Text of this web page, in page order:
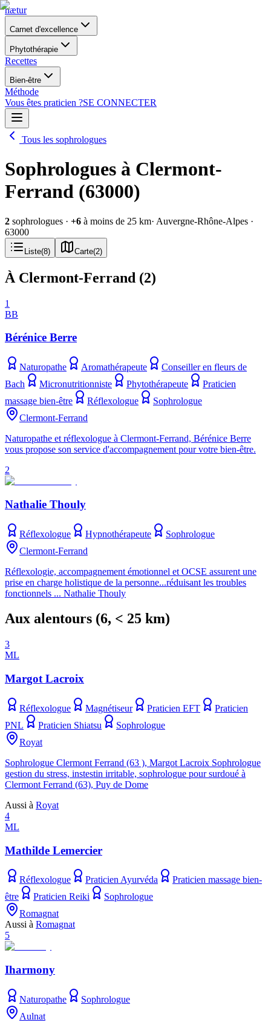
nætur
Carnet d'excellence
Phytothérapie
Recettes
Bien-être
Méthode
Vous êtes praticien ?SE CONNECTER
Tous les sophrologues
Sophrologues à Clermont-
Ferrand (63000)
2 sophrologues · +6 à moins de 25 km· Auvergne-Rhône-Alpes ·
63000
Liste(8) Carte(2)
À Clermont-Ferrand (2)
1
BB
Bérénice Berre
Naturopathe Aromathérapeute
Conseiller en fleurs de
Bach
Micronutritionniste Phytothérapeute
Praticien
massage bien-être
Réflexologue
Sophrologue
Clermont-Ferrand
Naturopathe et réflexologue à Clermont-Ferrand, Bérénice Berre
vous propose son service d'accompagnement pour votre bien-être.
2
Nathalie Thouly
Réflexologue Hypnothérapeute
Sophrologue
Clermont-Ferrand
Réflexologie, accompagnement émotionnel et OCSE assurent une
prise en charge holistique de la personne...réduisant les troubles
fonctionnels ... Nathalie Thouly
Aux alentours (6, < 25 km)
3
ML
Margot Lacroix
Réflexologue Magnétiseur Praticien EFT
Praticien
PNL
Praticien Shiatsu
Sophrologue
Royat
Sophrologue Clermont Ferrand (63 ), Margot Lacroix Sophrologue
gestion du stress, instestin irritable, sophrologue pour surdoué à
Clermont Ferrand (63), Puy de Dome
Aussi à Royat
4
ML
Mathilde Lemercier
Réflexologue Praticien Ayurvéda
Praticien massage bien-
être
Praticien Reiki
Sophrologue
Romagnat
Aussi à Romagnat
5
Iharmony
Naturopathe
Sophrologue
Aulnat